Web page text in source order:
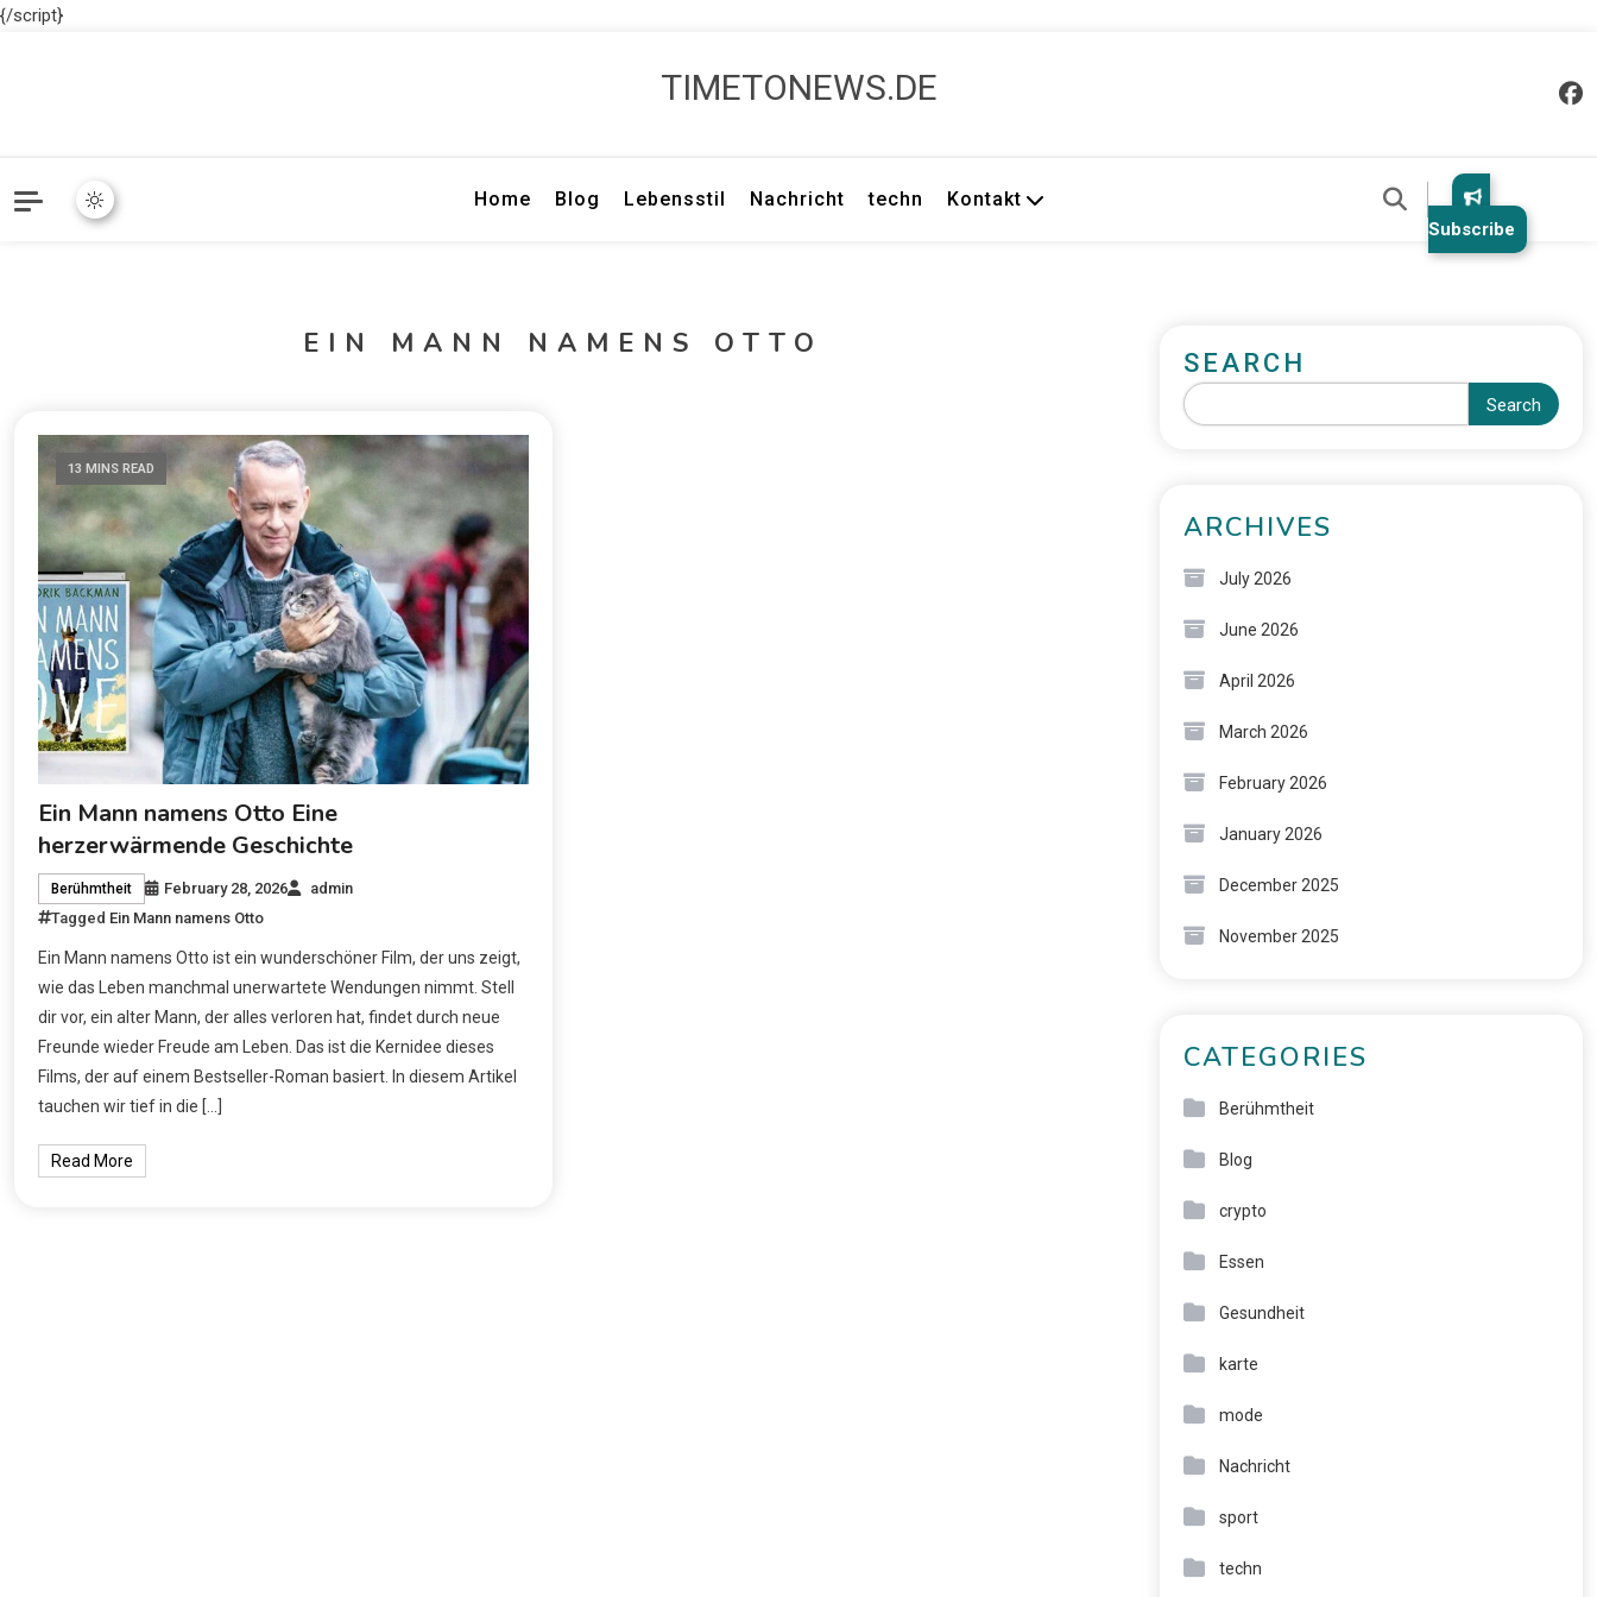
{/script}
TIMETONEWS.DE
Home Blog Lebensstil Nachricht techn Kontakt
Subscribe
EIN MANN NAMENS OTTO
13 MINS READ
Ein Mann namens Otto Eine
herzerwärmende Geschichte
Berühmtheit February 28, 2026
admin
Tagged Ein Mann namens Otto
Ein Mann namens Otto ist ein wunderschöner Film, der uns zeigt,
wie das Leben manchmal unerwartete Wendungen nimmt. Stell
dir vor, ein alter Mann, der alles verloren hat, findet durch neue
Freunde wieder Freude am Leben. Das ist die Kernidee dieses
Films, der auf einem Bestseller-Roman basiert. In diesem Artikel
tauchen wir tief in die […]
Read More
SEARCH
Search
ARCHIVES
July 2026
June 2026
April 2026
March 2026
February 2026
January 2026
December 2025
November 2025
CATEGORIES
Berühmtheit
Blog
crypto
Essen
Gesundheit
karte
mode
Nachricht
sport
techn